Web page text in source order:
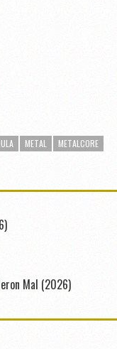
METAL
METALCORE
Mal (2026)